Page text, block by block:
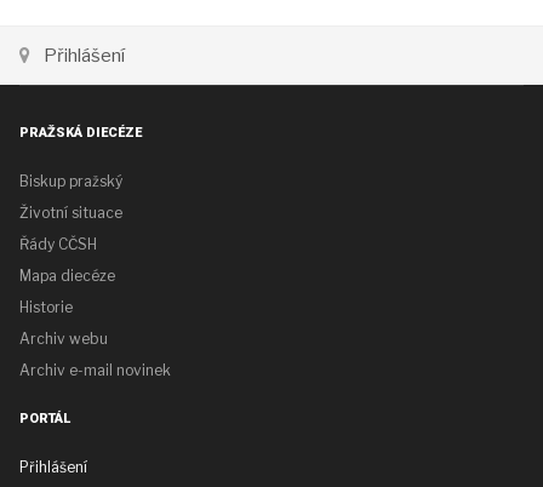
Přihlášení
PRAŽSKÁ DIECÉZE
Biskup pražský
Životní situace
Řády CČSH
Mapa diecéze
Historie
Archiv webu
Archiv e-mail novinek
PORTÁL
Přihlášení